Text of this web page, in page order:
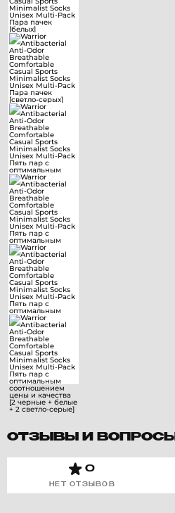
ОТЗЫВЫ И ВОПРОСЫ
0
НЕТ ОТЗЫВОВ